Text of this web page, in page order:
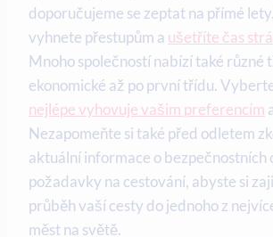
doporučujeme se zeptat na přímé
vyhnete přestupům a ušetříte čas
Mnoho společností nabízí také různé
ekonomické až po první třídu.
nejlépe vyhovuje vašim preferencím
Nezapomeňte si také před odletem
aktuální informace o bezpečnostních
požadavky na cestování, abyste si
průběh vaší cesty do jednoho z
měst na světě.